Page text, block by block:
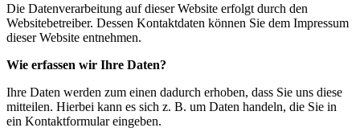
Die Datenverarbeitung auf dieser Website erfolgt durch den
Websitebetreiber. Dessen Kontaktdaten können Sie dem Impressum
dieser Website entnehmen.
Wie erfassen wir Ihre Daten?
Ihre Daten werden zum einen dadurch erhoben, dass Sie uns diese
mitteilen. Hierbei kann es sich z. B. um Daten handeln, die Sie in
ein Kontaktformular eingeben.